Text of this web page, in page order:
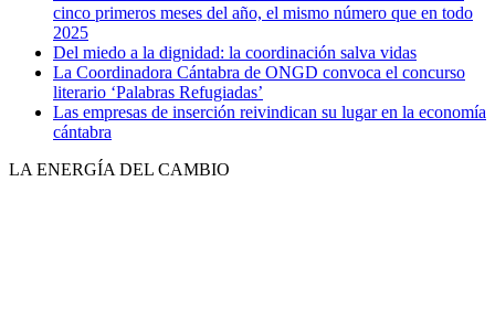
cinco primeros meses del año, el mismo número que en todo
2025
Del miedo a la dignidad: la coordinación salva vidas
La Coordinadora Cántabra de ONGD convoca el concurso
literario ‘Palabras Refugiadas’
Las empresas de inserción reivindican su lugar en la economía
cántabra
LA ENERGÍA DEL CAMBIO